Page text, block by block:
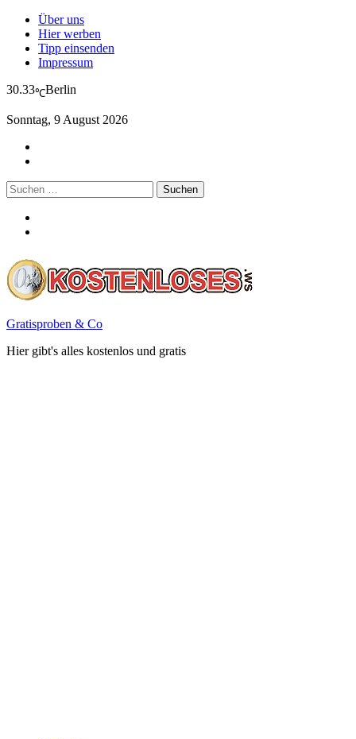
Über uns
Hier werben
Tipp einsenden
Impressum
30.33℃Berlin
Sonntag, 9 August 2026
Suchen
nach:
Gratisproben & Co
Hier gibt's alles kostenlos und gratis